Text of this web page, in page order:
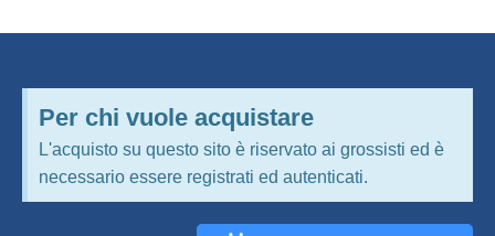
Per chi vuole acquistare
L'acquisto su questo sito è riservato ai grossisti ed è
necessario essere registrati ed autenticati.